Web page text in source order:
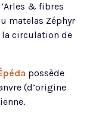
& fibres
matelas Zéphyr
circulation de
possède
(d’origine